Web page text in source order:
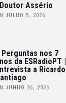
Assério
JULHO 5, 2026
Perguntas nos 7
da ESRadioPT |
a Ricardo
JUNHO 26, 2026